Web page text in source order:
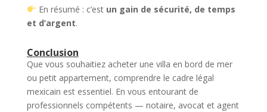
En résumé : c’est un gain de sécurité, de temps
et d’argent.
Conclusion
Que vous souhaitiez acheter une villa en bord de mer
ou petit appartement, comprendre le cadre légal
mexicain est essentiel. En vous entourant de
professionnels compétents — notaire, avocat et agent